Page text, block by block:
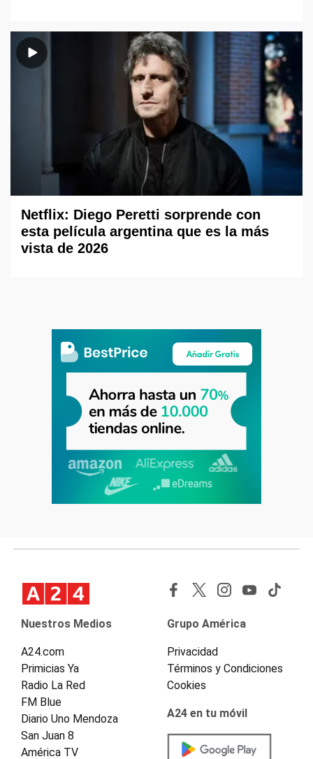
Netflix: Diego Peretti sorprende con
esta película argentina que es la más
vista de 2026
Nuestros Medios
A24.com
Primicias Ya
Radio La Red
FM Blue
Diario Uno Mendoza
San Juan 8
América TV
Grupo América
Privacidad
Términos y Condiciones
Cookies
A24 en tu móvil